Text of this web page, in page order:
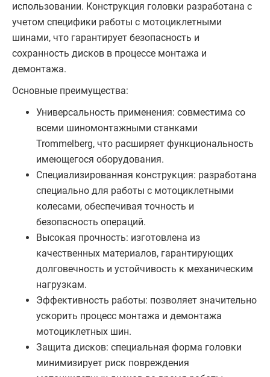
использовании. Конструкция головки разработана с
учетом специфики работы с мотоциклетными
шинами, что гарантирует безопасность и
сохранность дисков в процессе монтажа и
демонтажа.
Основные преимущества:
Универсальность применения: совместима со
всеми шиномонтажными станками
Trommelberg, что расширяет функциональность
имеющегося оборудования.
Специализированная конструкция: разработана
специально для работы с мотоциклетными
колесами, обеспечивая точность и
безопасность операций.
Высокая прочность: изготовлена из
качественных материалов, гарантирующих
долговечность и устойчивость к механическим
нагрузкам.
Эффективность работы: позволяет значительно
ускорить процесс монтажа и демонтажа
мотоциклетных шин.
Защита дисков: специальная форма головки
минимизирует риск повреждения